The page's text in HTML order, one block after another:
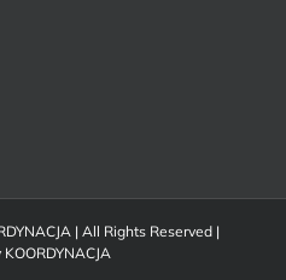
| All Rights Reserved |
KOORDYNACJA